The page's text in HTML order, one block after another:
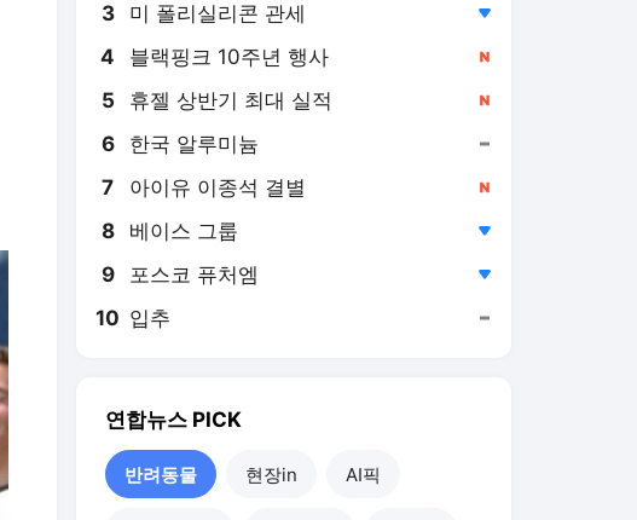
3 미 폴리실리콘 관세
4 블랙핑크 10주년 행사
5 휴젤 상반기 최대 실적
6 한국 알루미늄
7 아이유 이종석 결별
8 베이스 그룹
9 포스코 퓨처엠
10 입추
연합뉴스 PICK
반려동물 현장in AI픽